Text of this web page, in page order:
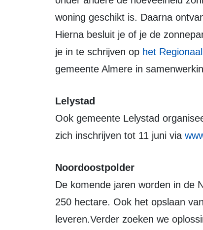
woning geschikt is. Daarna
Hierna besluit je of je de
je in te schrijven op het
gemeente Almere in
Lelystad
Ook gemeente Lelystad
zich inschrijven tot 11 juni via
Noordoostpolder
De komende jaren worden in de
250 hectare. Ook het opslaan
leveren.Verder zoeken we